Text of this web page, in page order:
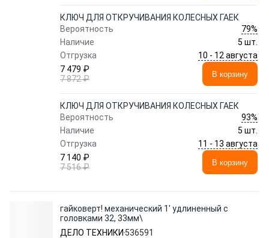
КЛЮЧ ДЛЯ ОТКРУЧИВАНИЯ КОЛЕСНЫХ ГАЕК
Вероятность
79%
Наличие
5 шт.
Отгрузка
10 - 12 августа
7 479 ₽
7 872 ₽
В корзину
КЛЮЧ ДЛЯ ОТКРУЧИВАНИЯ КОЛЕСНЫХ ГАЕК
Вероятность
93%
Наличие
5 шт.
Отгрузка
11 - 13 августа
7 140 ₽
7 516 ₽
В корзину
гайковерт! механический 1' удлиненный с
головками 32, 33мм\
ДЕЛО ТЕХНИКИ 536591